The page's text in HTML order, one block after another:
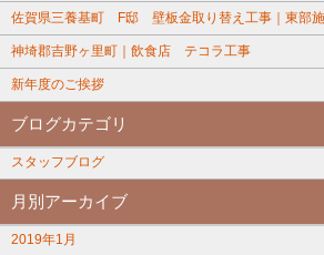
佐賀県三養基町 F邸 壁板金取り替え工事｜東部
神埼郡吉野ヶ里町｜飲食店 テコラ工事
新年度のご挨拶
ブログカテゴリ
スタッフブログ
月別アーカイブ
2019年1月